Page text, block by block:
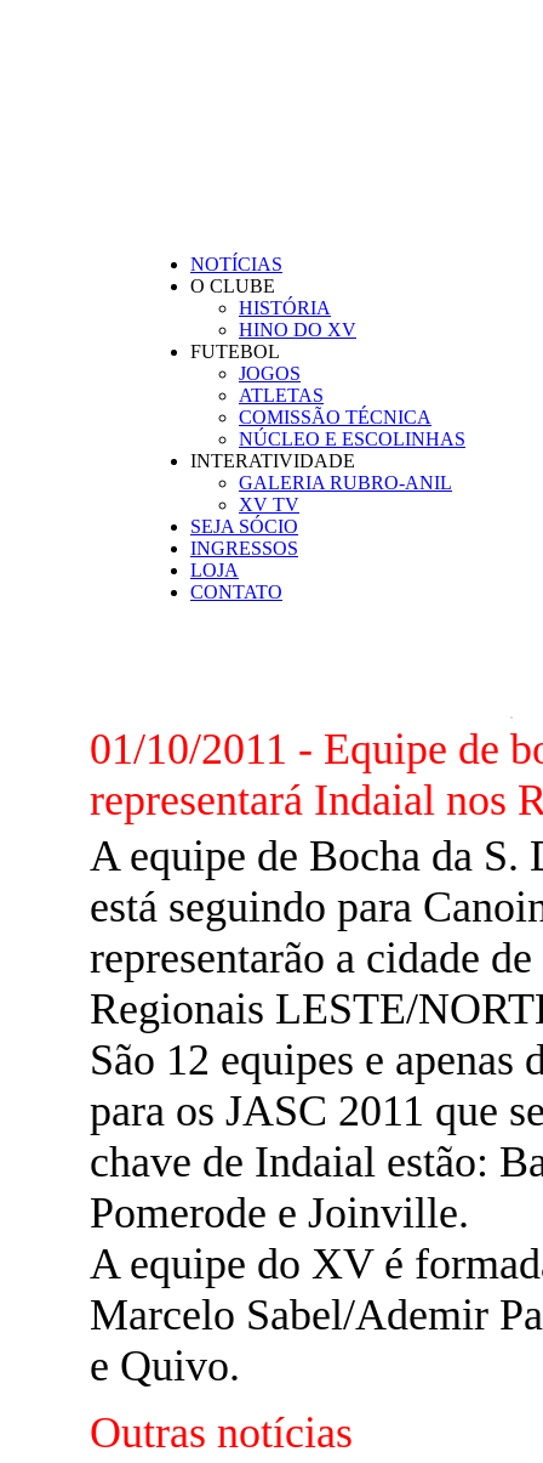
NOTÍCIAS
O CLUBE
HISTÓRIA
HINO DO XV
FUTEBOL
JOGOS
ATLETAS
COMISSÃO TÉCNICA
NÚCLEO E ESCOLINHAS
INTERATIVIDADE
GALERIA RUBRO-ANIL
XV TV
SEJA SÓCIO
INGRESSOS
LOJA
CONTATO
01/10/2011 - Equipe de
representará Indaial nos
A equipe de Bocha da
está seguindo para
representarão a cidade
Regionais LESTE/
São 12 equipes e apenas
para os JASC 2011 que
chave de Indaial estão:
Pomerode e Joinville.
A equipe do XV é
Marcelo Sabel/Ademir
e Quivo.
Outras notícias